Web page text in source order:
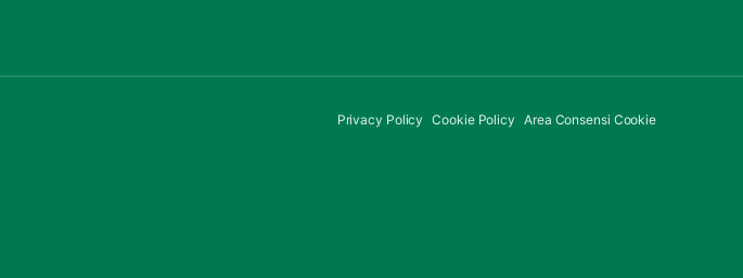
Privacy Policy Cookie Policy Area Consensi Cookie